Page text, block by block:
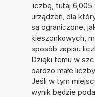
liczbę, tutaj 6,005
urządzeń, dla
są ograniczone,
kieszonkowych,
sposób zapisu
Dzięki temu w
bardzo małe
Jeśli w tym
wynik będzie